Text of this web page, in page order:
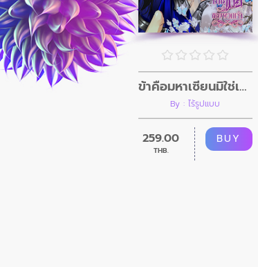
ข้าคือมหาเซียนมิใช่เมียของพวกเจ้า
By : ไร้รูปแบบ
259.00
THB.
BUY